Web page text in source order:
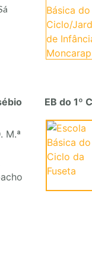
EB do 1º
M.ª